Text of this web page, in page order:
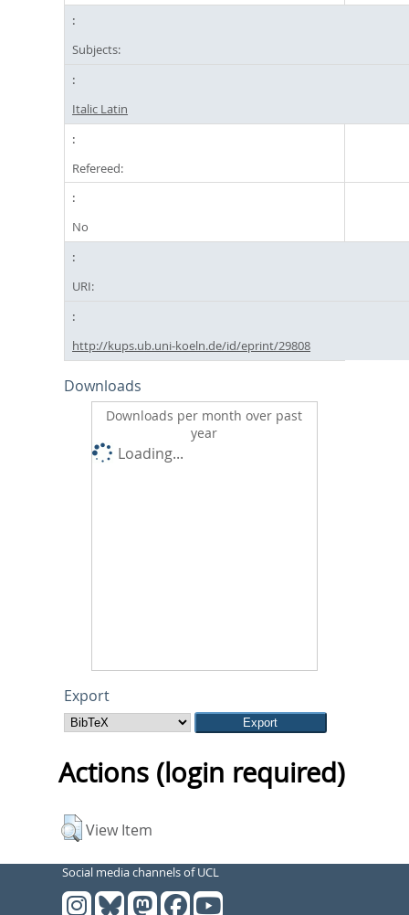
Subjects:
Italic Latin
Refereed:
No
URI:
http://kups.ub.uni-koeln.de/id/eprint/29808
Downloads
Downloads per month over past
year
Loading...
Export
Actions (login required)
View Item
Social media channels of UCL